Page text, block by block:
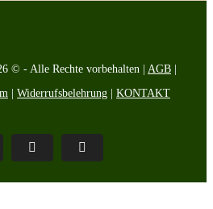
© - Alle Rechte vorbehalten | AGB
Widerrufsbelehrung KONTAKT
FacebookInstagram